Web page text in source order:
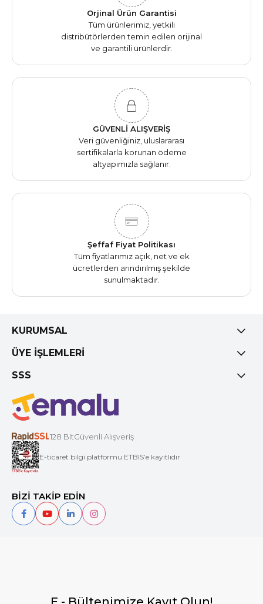
Orjinal Ürün Garantisi
Tüm ürünlerimiz, yetkili
distribütörlerden temin edilen orijinal
ve garantili ürünlerdir.
GÜVENLİ ALIŞVERİŞ
Veri güvenliğiniz, uluslararası
sertifikalarla korunan ödeme
altyapımızla sağlanır.
Şeffaf Fiyat Politikası
Tüm fiyatlarımız açık, net ve ek
ücretlerden arındırılmış şekilde
sunulmaktadır.
KURUMSAL
ÜYE İŞLEMLERİ
SSS
128 BitGüvenli Alışveriş
E-ticaret bilgi platformu ETBIS’e kayıtlıdır
BİZİ TAKİP EDİN